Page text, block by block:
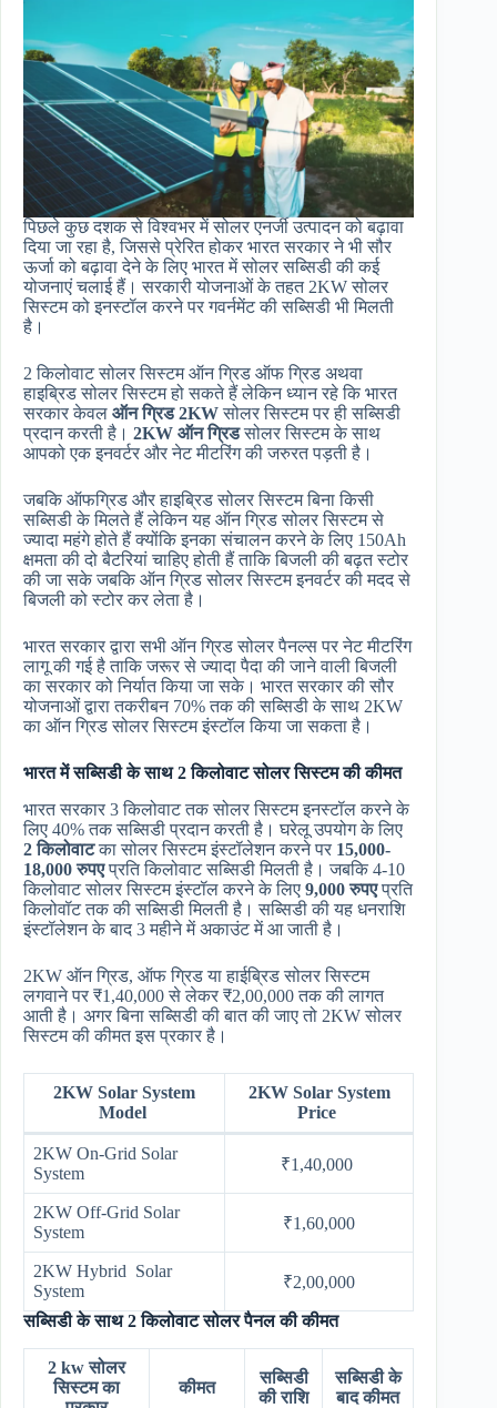
पिछले कुछ दशक से विश्वभर में सोलर एनर्जी उत्पादन को बढ़ावा
दिया जा रहा है, जिससे प्रेरित होकर भारत सरकार ने भी सौर
ऊर्जा को बढ़ावा देने के लिए भारत में सोलर सब्सिडी की कई
योजनाएं चलाई हैं। सरकारी योजनाओं के तहत 2KW सोलर
सिस्टम को इनस्टॉल करने पर गवर्नमेंट की सब्सिडी भी मिलती
है।
2 किलोवाट सोलर सिस्टम ऑन ग्रिड ऑफ ग्रिड अथवा
हाइब्रिड सोलर सिस्टम हो सकते हैं लेकिन ध्यान रहे कि भारत
सरकार केवल ऑन ग्रिड 2KWसोलर सिस्टम पर ही सब्सिडी
प्रदान करती है। 2KW ऑन ग्रिडसोलर सिस्टम के साथ
आपको एक इनवर्टर और नेट मीटरिंग की जरुरत पड़ती है।
जबकि ऑफग्रिड और हाइब्रिड सोलर सिस्टम बिना किसी
सब्सिडी के मिलते हैं लेकिन यह ऑन ग्रिड सोलर सिस्टम से
ज्यादा महंगे होते हैं क्योंकि इनका संचालन करने के लिए 150Ah
क्षमता की दो बैटरियां चाहिए होती हैं ताकि बिजली की बढ़त स्टोर
की जा सके जबकि ऑन ग्रिड सोलर सिस्टम इनवर्टर की मदद से
बिजली को स्टोर कर लेता है।
भारत सरकार द्वारा सभी ऑन ग्रिड सोलर पैनल्स पर नेट मीटरिंग
लागू की गई है ताकि जरूर से ज्यादा पैदा की जाने वाली बिजली
का सरकार को निर्यात किया जा सके। भारत सरकार की सौर
योजनाओं द्वारा तकरीबन 70% तक की सब्सिडी के साथ 2KW
का ऑन ग्रिड सोलर सिस्टम इंस्टॉल किया जा सकता है।
भारत में सब्सिडी के साथ 2 किलोवाट सोलर सिस्टम की कीमत
भारत सरकार 3 किलोवाट तक सोलर सिस्टम इनस्टॉल करने के
लिए 40% तक सब्सिडी प्रदान करती है। घरेलू उपयोग के लिए
2 किलोवाटका सोलर सिस्टम इंस्टॉलेशन करने पर 15,000-
18,000 रुपएप्रति किलोवाट सब्सिडी मिलती है। जबकि 4-10
किलोवाट सोलर सिस्टम इंस्टॉल करने के लिए 9,000 रुपएप्रति
किलोवॉट तक की सब्सिडी मिलती है। सब्सिडी की यह धनराशि
इंस्टॉलेशन के बाद 3 महीने में अकाउंट में आ जाती है।
2KW ऑन ग्रिड, ऑफ ग्रिड या हाईब्रिड सोलर सिस्टम
लगवाने पर ₹1,40,000 से लेकर ₹2,00,000 तक की लागत
आती है। अगर बिना सब्सिडी की बात की जाए तो 2KW सोलर
सिस्टम की कीमत इस प्रकार है।
2KW Solar System
Model
2KW Solar System
Price
2KW On-Grid Solar
System
₹1,40,000
2KW Off-Grid Solar
System
₹1,60,000
2KW Hybrid Solar
System
₹2,00,000
सब्सिडी के साथ 2 किलोवाट सोलर पैनल की कीमत
2 kw सोलर
सिस्टम का
कीमत
सब्सिडी
की राशि
सब्सिडी के
बाद कीमत